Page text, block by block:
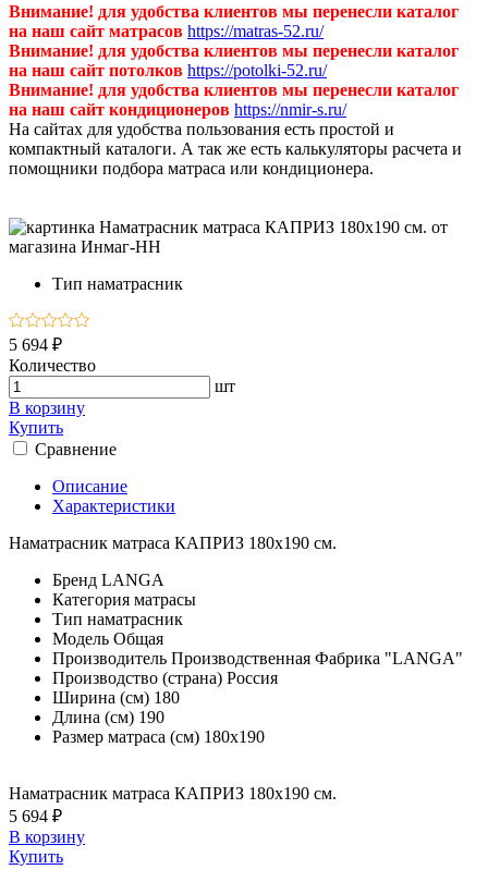
Внимание! для удобства клиентов мы перенесли каталог
на наш сайт матрасов https://matras-52.ru/
Внимание! для удобства клиентов мы перенесли каталог
на наш сайт потолков https://potolki-52.ru/
Внимание! для удобства клиентов мы перенесли каталог
на наш сайт кондиционеров https://nmir-s.ru/
На сайтах для удобства пользования есть простой и
компактный каталоги. А так же есть калькуляторы расчета и
помощники подбора матраса или кондиционера.
Тип наматрасник
5 694 ₽
Количество
шт
В корзину
Купить
Сравнение
Описание
Характеристики
Наматрасник матраса КАПРИЗ 180х190 см.
Бренд LANGA
Категория матрасы
Тип наматрасник
Модель Общая
Производитель Производственная Фабрика "LANGA"
Производство (страна) Россия
Ширина (см) 180
Длина (см) 190
Размер матраса (см) 180х190
Наматрасник матраса КАПРИЗ 180х190 см.
5 694 ₽
В корзину
Купить